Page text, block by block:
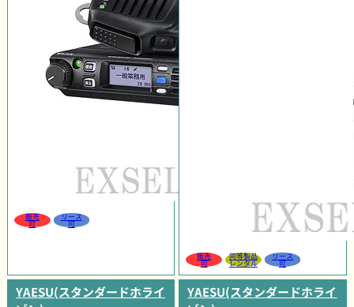
販売
可
リース
可
販売
可
同等製品
レンタル
リース
可
YAESU(スタンダードホライ
YAESU(スタンダードホライ